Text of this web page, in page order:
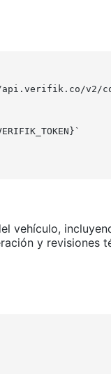
v2/
vehículo,
y revisiones